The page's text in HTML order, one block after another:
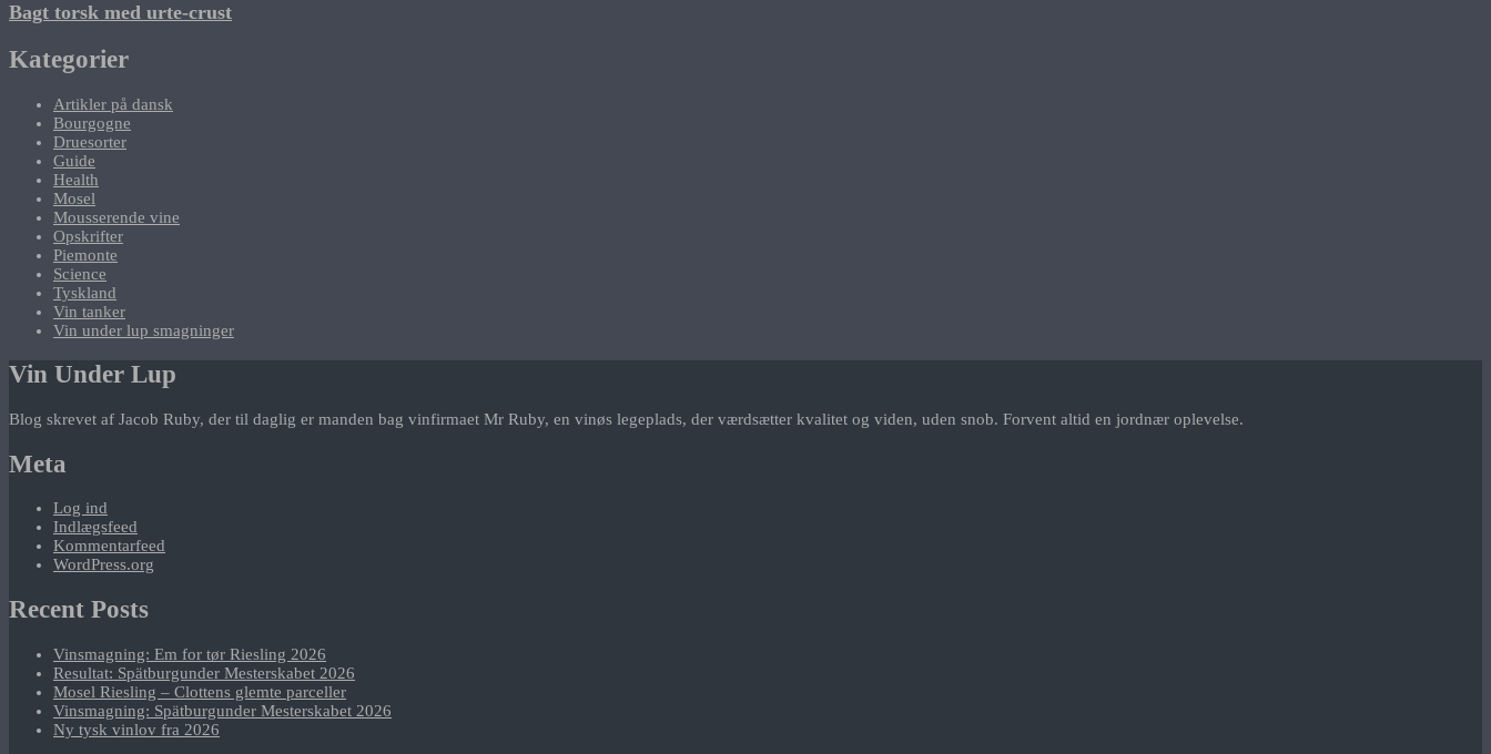
Bagt torsk med urte-crust
Kategorier
Artikler på dansk
Bourgogne
Druesorter
Guide
Health
Mosel
Mousserende vine
Opskrifter
Piemonte
Science
Tyskland
Vin tanker
Vin under lup smagninger
Vin Under Lup
Blog skrevet af Jacob Ruby, der til daglig er manden bag vinfirmaet Mr Ruby, en vinøs legeplads, der værdsætter kvalitet og viden, uden snob. Forvent altid en jordnær oplevelse.
Meta
Log ind
Indlægsfeed
Kommentarfeed
WordPress.org
Recent Posts
Vinsmagning: Em for tør Riesling 2026
Resultat: Spätburgunder Mesterskabet 2026
Mosel Riesling – Clottens glemte parceller
Vinsmagning: Spätburgunder Mesterskabet 2026
Ny tysk vinlov fra 2026